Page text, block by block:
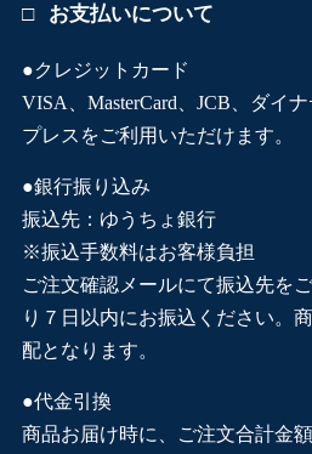
お支払いについて
●クレジットカード
VISA、MasterCard、JCB、ダイ
プレスをご利用いただけます。
●銀行振り込み
振込先：ゆうちょ銀行
※振込手数料はお客様負担
ご注文確認メールにて振込先を
り７日以内にお振込ください。
配となります。
●代金引換
商品お届け時に、ご注文合計金